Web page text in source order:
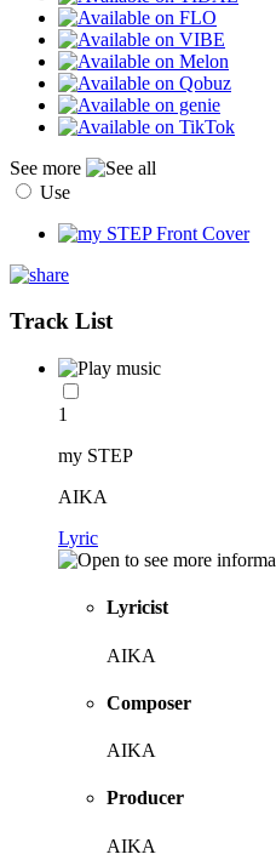
See more
Use
Track List
1
my STEP
AIKA
Lyric
Lyricist
AIKA
Composer
AIKA
Producer
AIKA